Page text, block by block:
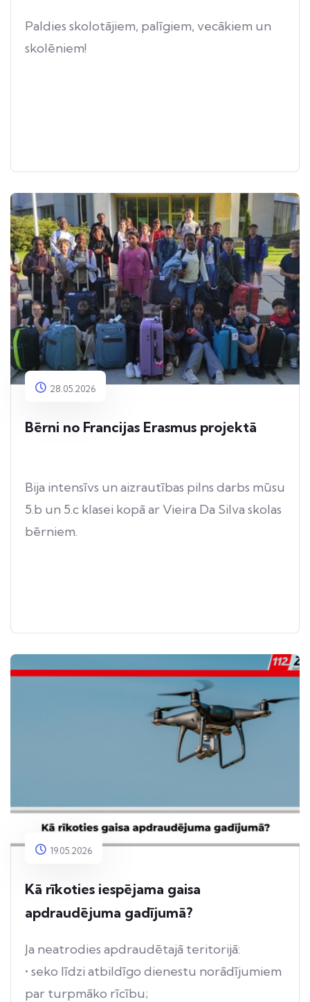
Paldies skolotājiem, palīgiem, vecākiem un
skolēniem!
28.05.2026
Bērni no Francijas Erasmus projektā
Bija intensīvs un aizrautības pilns darbs mūsu
5.b un 5.c klasei kopā ar Vieira Da Silva skolas
bērniem.
19.05.2026
Kā rīkoties iespējama gaisa
apdraudējuma gadījumā?
Ja neatrodies apdraudētajā teritorijā:
• seko līdzi atbildīgo dienestu norādījumiem
par turpmāko rīcību;